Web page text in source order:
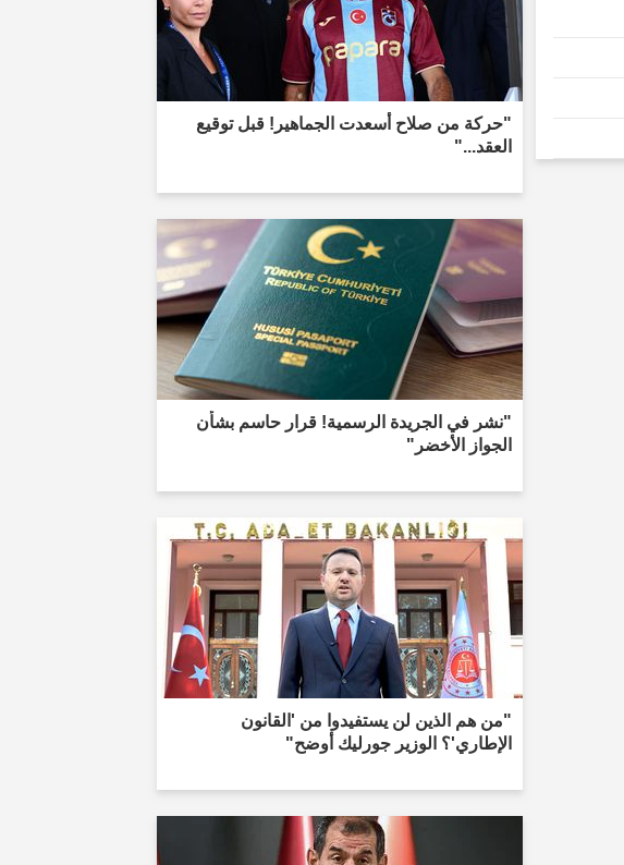
"حركة من صلاح أسعدت الجماهير! قبل توقيع
العقد..."
"نشر في الجريدة الرسمية! قرار حاسم بشأن
الجواز الأخضر"
"من هم الذين لن يستفيدوا من 'القانون
الإطاري'؟ الوزير جورليك أوضح"